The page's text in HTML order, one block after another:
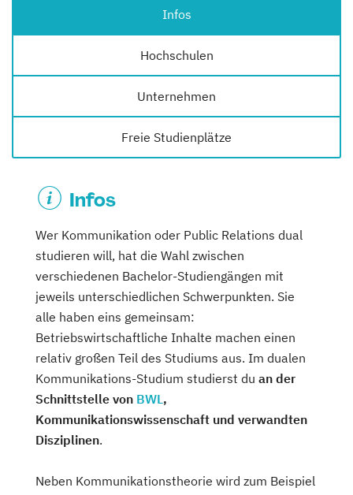
Infos
Hochschulen
Unternehmen
Freie Studienplätze
Infos
Wer Kommunikation oder Public Relations dual
studieren will, hat die Wahl zwischen
verschiedenen Bachelor-Studiengängen mit
jeweils unterschiedlichen Schwerpunkten. Sie
alle haben eins gemeinsam:
Betriebswirtschaftliche Inhalte machen einen
relativ großen Teil des Studiums aus. Im dualen
Kommunikations-Studium studierst du an der
Schnittstelle von BWL,
Kommunikationswissenschaft und verwandten
Disziplinen.
Neben Kommunikationstheorie wird zum Beispiel